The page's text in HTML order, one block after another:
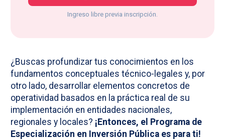
Ingreso libre previa inscripción.
¿Buscas profundizar tus conocimientos en los
fundamentos conceptuales técnico-legales y, por
otro lado, desarrollar elementos concretos de
operatividad basados en la práctica real de su
implementación en entidades nacionales,
regionales y locales? ¡Entonces, el Programa de
Especialización en Inversión Pública es para ti!